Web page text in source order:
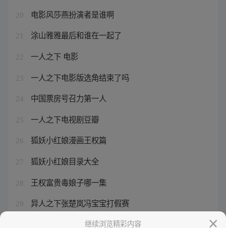
20 电影风莎燕扮演者是谁啊
21 涂山雅雅最后和谁在一起了
22 一人之下 电影
23 一人之下电影版选角结束了吗
24 中国票房号召力第一人
25 一人之下电视剧豆瓣
26 狐妖小红娘漫画王权篇
27 狐妖小红娘目录大全
28 王权富贵毒娘子哪一集
29 异人之下张楚岚冯宝宝打假赛
一人之下反派人物继续浏览精彩内容